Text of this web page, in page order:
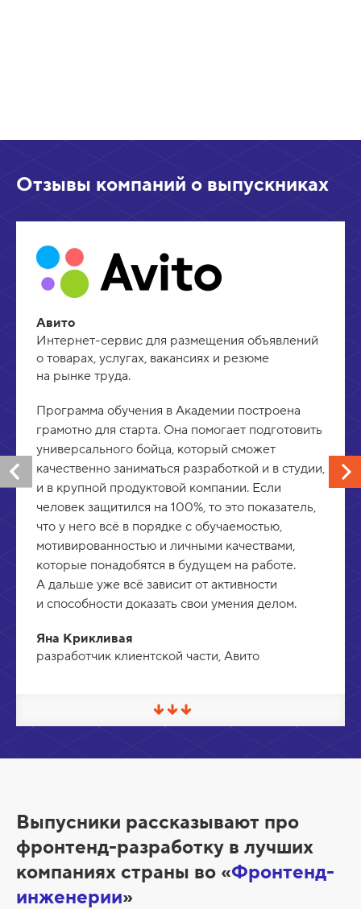
Отзывы компаний о выпускниках
Программа обучения в Академии построена
грамотно для старта. Она помогает подготовить
универсального бойца, который сможет
качественно заниматься разработкой и в студии,
и в крупной продуктовой компании. Если
человек защитился на 100%, то это показатель,
что у него всё в порядке с обучаемостью,
мотивированностью и личными качествами,
которые понадобятся в будущем на работе.
А дальше уже всё зависит от активности
и способности доказать свои умения делом.
Яна Крикливая
разработчик клиентской части, Авито
Авито
Интернет-сервис для размещения объявлений
о товарах, услугах, вакансиях и резюме
на рынке труда.
С
в
/
Р
а
з
в
е
Выпусники рассказывают про
фронтенд-разработку в лучших
компаниях страны во «Фронтенд-
инженерии»